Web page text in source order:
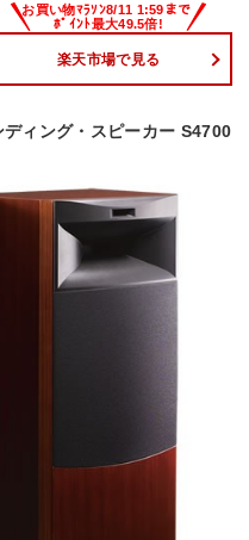
楽天市場で見る
ィング・スピーカー S4700